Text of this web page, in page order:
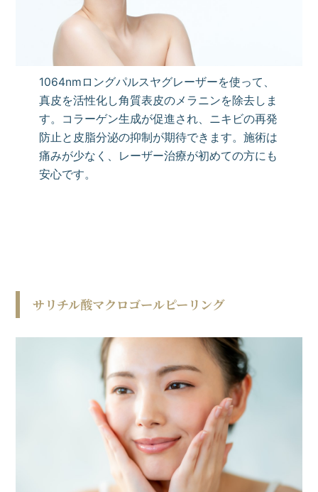
1064nmロングパルスヤグレーザーを使って、
真皮を活性化し角質表皮のメラニンを除去しま
す。コラーゲン生成が促進され、ニキビの再発
防止と皮脂分泌の抑制が期待できます。施術は
痛みが少なく、レーザー治療が初めての方にも
安心です。
サリチル酸マクロゴールピーリング